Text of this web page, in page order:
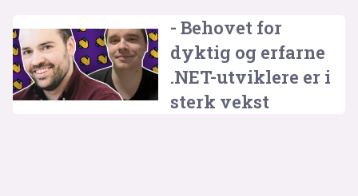
- Behovet for
dyktig og erfarne
.NET-utviklere er i
sterk vekst